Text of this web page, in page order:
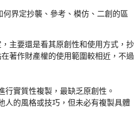
何界定抄襲、參考、模仿、二創的區
主要還是看其原創性和使用方式，抄
著作財產權的使用範圍較相近，不過
行實質性複製，最缺乏原創性。
人的風格或技巧，但未必有複製具體